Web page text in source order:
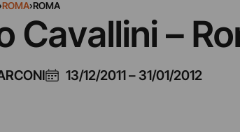
ROMA›ROMA
Cavallini –
13/12/2011– 31/01/2012